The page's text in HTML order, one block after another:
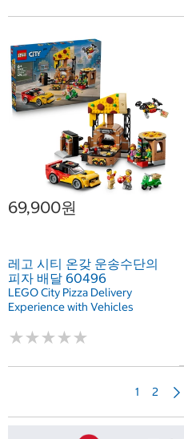
69,900원
레고 시티 온갖 운송수단의
피자 배달 60496
LEGO City Pizza Delivery
Experience with Vehicles
★★★★★
★★★★★
1 2